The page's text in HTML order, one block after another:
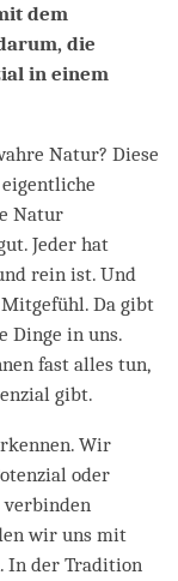
dem
die
in einem
Natur? Diese
Natur
Jeder hat
rein ist. Und
Da gibt
Dinge in uns.
fast alles tun,
gibt.
Wir
oder
verbinden
wir uns mit
In der Tradition